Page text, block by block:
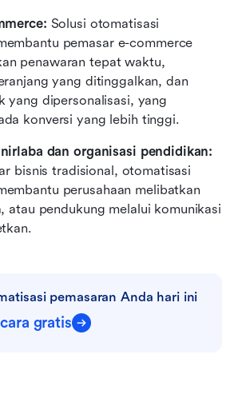
Solusi otomatisasi
pemasar e-commerce
penawaran tepat waktu,
yang ditinggalkan, dan
yang dipersonalisasi, yang
konversi yang lebih tinggi.
bisnis tradisional, otomatisasi
perusahaan melibatkan
atau pendukung melalui komunikasi
pemasaran Anda hari ini
gratis